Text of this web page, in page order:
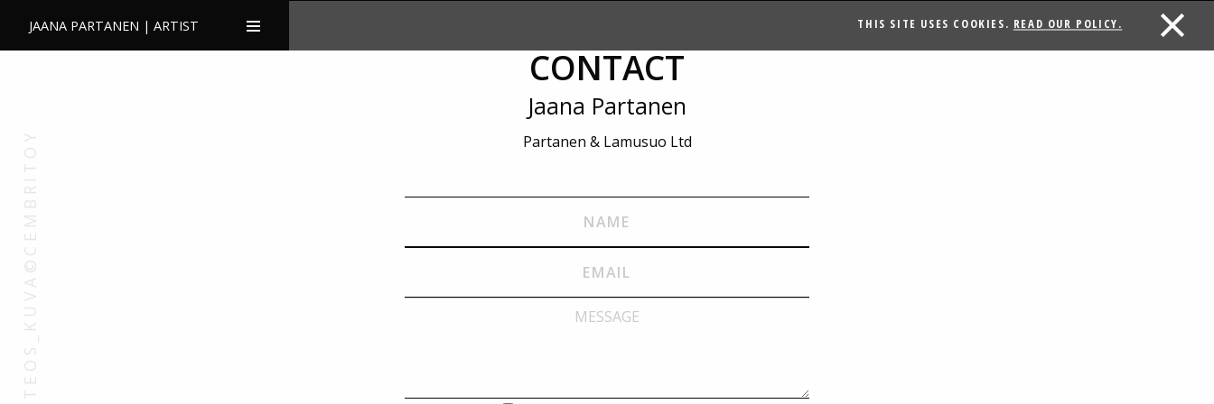
JAANA PARTANEN | ARTIST THIS SITE USES COOKIES. READ OUR POLICY.
CONTACT
Jaana Partanen
Partanen & Lamusuo Ltd